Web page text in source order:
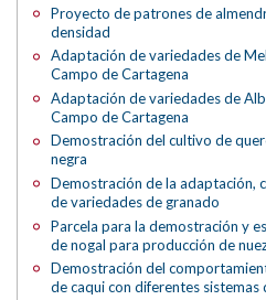
Proyecto de patrones de
densidad
Adaptación de variedades de
Campo de Cartagena
Adaptación de variedades de
Campo de Cartagena
Demostración del cultivo de
negra
Demostración de la adaptación,
de variedades de granado
Parcela para la demostración y
de nogal para producción de
Demostración del
de caqui con diferentes sistemas